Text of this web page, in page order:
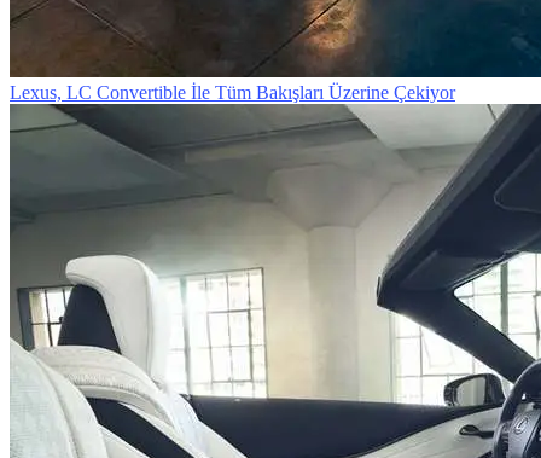
Lexus, LC Convertible İle Tüm Bakışları Üzerine Çekiyor